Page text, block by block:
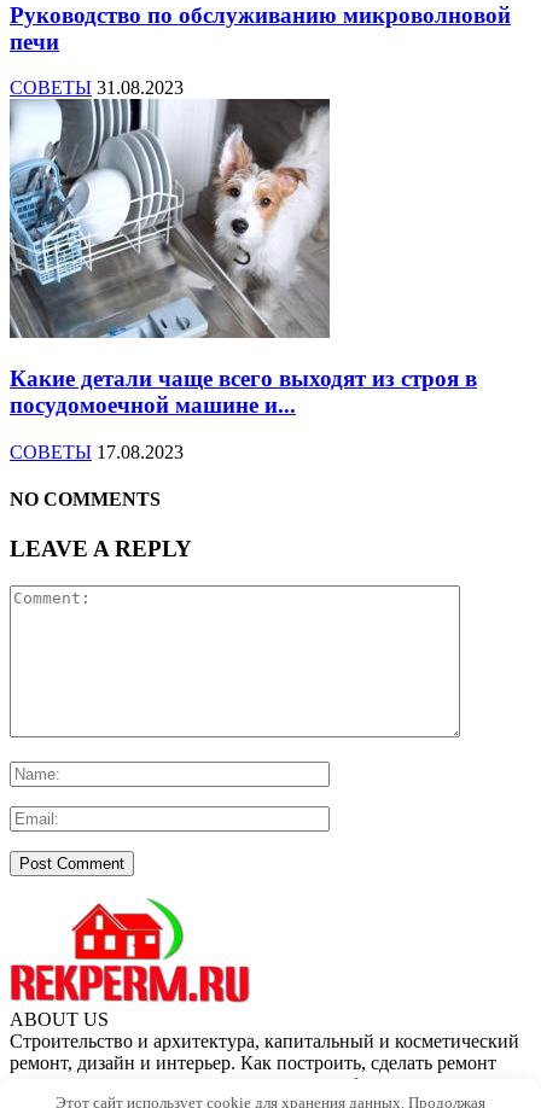
Руководство по обслуживанию микроволновой
печи
СОВЕТЫ 31.08.2023
Какие детали чаще всего выходят из строя в
посудомоечной машине и...
СОВЕТЫ 17.08.2023
NO COMMENTS
LEAVE A REPLY
ABOUT US
Строительство и архитектура, капитальный и косметический
ремонт, дизайн и интерьер. Как построить, сделать ремонт
своими руками и не только, украсить и облагородить дом,
Этот сайт использует cookie для хранения данных. Продолжая